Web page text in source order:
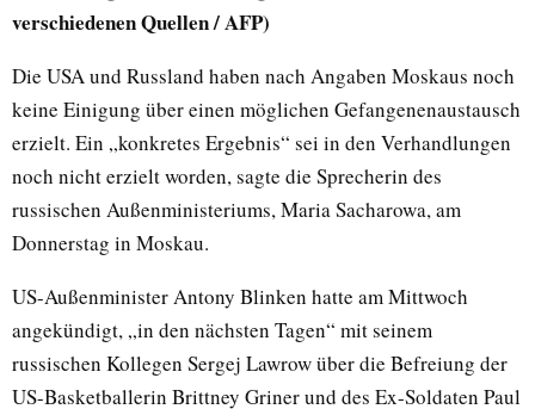
verschiedenen Quellen / AFP)
Die USA und Russland haben nach Angaben Moskaus noch
keine Einigung über einen möglichen Gefangenenaustausch
erzielt. Ein „konkretes Ergebnis“ sei in den Verhandlungen
noch nicht erzielt worden, sagte die Sprecherin des
russischen Außenministeriums, Maria Sacharowa, am
Donnerstag in Moskau.
US-Außenminister Antony Blinken hatte am Mittwoch
angekündigt, „in den nächsten Tagen“ mit seinem
russischen Kollegen Sergej Lawrow über die Befreiung der
US-Basketballerin Brittney Griner und des Ex-Soldaten Paul